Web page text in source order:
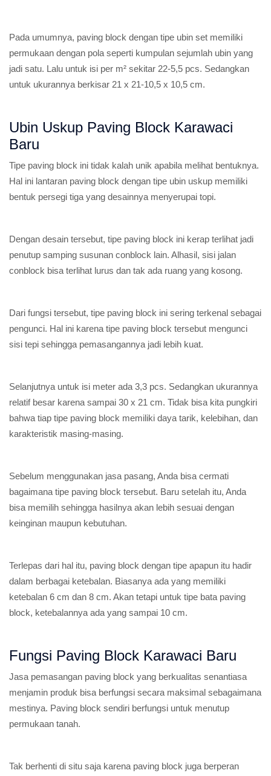
Pada umumnya, paving block dengan tipe ubin set memiliki
permukaan dengan pola seperti kumpulan sejumlah ubin yang
jadi satu. Lalu untuk isi per m² sekitar 22-5,5 pcs. Sedangkan
untuk ukurannya berkisar 21 x 21-10,5 x 10,5 cm.
Ubin Uskup Paving Block Karawaci
Baru
Tipe paving block ini tidak kalah unik apabila melihat bentuknya.
Hal ini lantaran paving block dengan tipe ubin uskup memiliki
bentuk persegi tiga yang desainnya menyerupai topi.
Dengan desain tersebut, tipe paving block ini kerap terlihat jadi
penutup samping susunan conblock lain. Alhasil, sisi jalan
conblock bisa terlihat lurus dan tak ada ruang yang kosong.
Dari fungsi tersebut, tipe paving block ini sering terkenal sebagai
pengunci. Hal ini karena tipe paving block tersebut mengunci
sisi tepi sehingga pemasangannya jadi lebih kuat.
Selanjutnya untuk isi meter ada 3,3 pcs. Sedangkan ukurannya
relatif besar karena sampai 30 x 21 cm. Tidak bisa kita pungkiri
bahwa tiap tipe paving block memiliki daya tarik, kelebihan, dan
karakteristik masing-masing.
Sebelum menggunakan jasa pasang, Anda bisa cermati
bagaimana tipe paving block tersebut. Baru setelah itu, Anda
bisa memilih sehingga hasilnya akan lebih sesuai dengan
keinginan maupun kebutuhan.
Terlepas dari hal itu, paving block dengan tipe apapun itu hadir
dalam berbagai ketebalan. Biasanya ada yang memiliki
ketebalan 6 cm dan 8 cm. Akan tetapi untuk tipe bata paving
block, ketebalannya ada yang sampai 10 cm.
Fungsi Paving Block Karawaci Baru
Jasa pemasangan paving block yang berkualitas senantiasa
menjamin produk bisa berfungsi secara maksimal sebagaimana
mestinya. Paving block sendiri berfungsi untuk menutup
permukaan tanah.
Tak berhenti di situ saja karena paving block juga berperan